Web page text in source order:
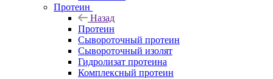
Протеин
Назад
Протеин
Сывороточный протеин
Сывороточный изолят
Гидролизат протеина
Комплексный протеин